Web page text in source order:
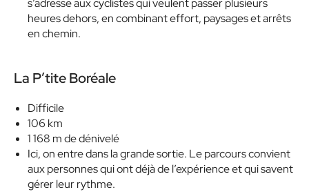
s’adresse aux cyclistes qui veulent passer plusieurs
heures dehors, en combinant effort, paysages et arrêts
en chemin.
La P’tite Boréale
Difficile
106 km
1 168 m de dénivelé
Ici, on entre dans la grande sortie. Le parcours convient
aux personnes qui ont déjà de l’expérience et qui savent
gérer leur rythme.